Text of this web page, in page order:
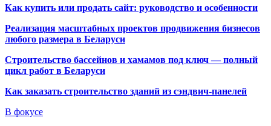
Как купить или продать сайт: руководство и особенности
Реализация масштабных проектов продвижения бизнесов
любого размера в Беларуси
Строительство бассейнов и хамамов под ключ — полный
цикл работ в Беларуси
Как заказать строительство зданий из сэндвич-панелей
В фокусе